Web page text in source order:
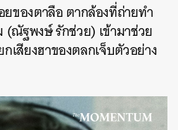
ยของตาลือ ตากล้องที่ถ่ายทำ
(ณัฐพงษ์ รักช่วย) เข้ามาช่วย
เสียงฮาของตลกเจ็บตัวอย่าง